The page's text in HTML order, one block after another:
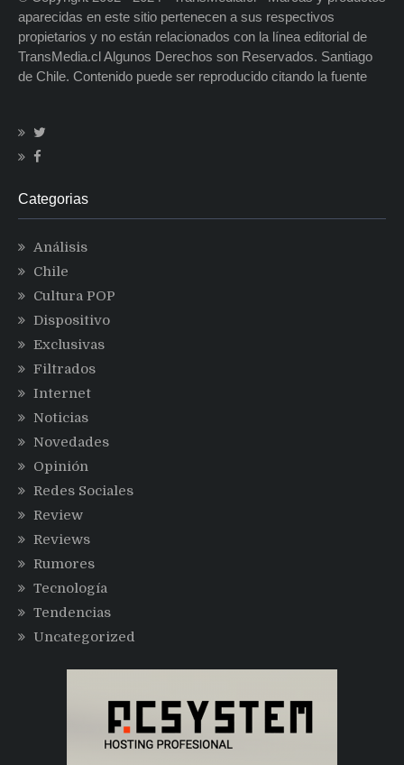
aparecidas en este sitio pertenecen a sus respectivos
propietarios y no están relacionados con la línea editorial de
TransMedia.cl Algunos Derechos son Reservados. Santiago
de Chile. Contenido puede ser reproducido citando la fuente
Categorias
Análisis
Chile
Cultura POP
Dispositivo
Exclusivas
Filtrados
Internet
Noticias
Novedades
Opinión
Redes Sociales
Review
Reviews
Rumores
Tecnología
Tendencias
Uncategorized